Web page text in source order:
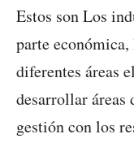
Estos son Los
parte
diferentes áreas
desarrollar áreas
gestión con los